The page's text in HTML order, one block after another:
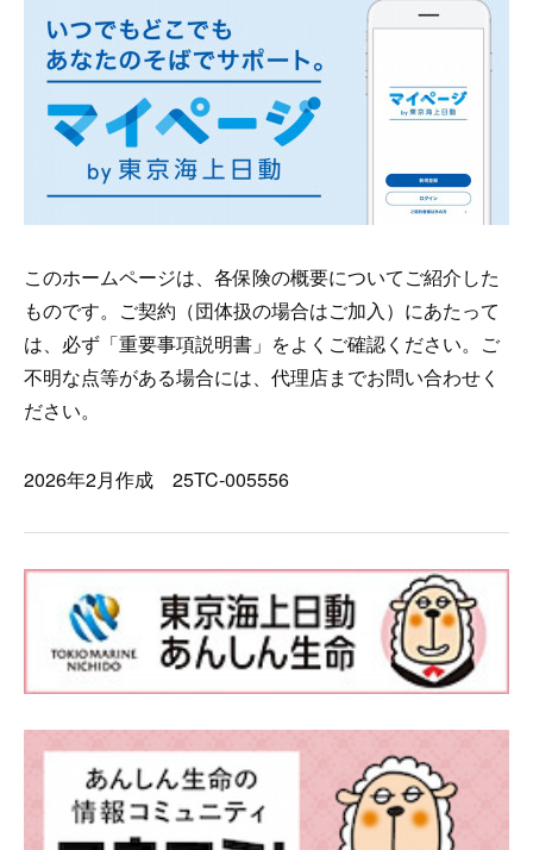
このホームページは、各保険の概要についてご紹介した
ものです。ご契約（団体扱の場合はご加入）にあたって
は、必ず「重要事項説明書」をよくご確認ください。ご
不明な点等がある場合には、代理店までお問い合わせく
ださい。
2026年2月作成 25TC-005556